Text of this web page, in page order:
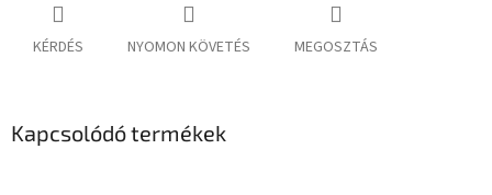
KÉRDÉS NYOMON KÖVETÉS MEGOSZTÁS
Kapcsolódó termékek